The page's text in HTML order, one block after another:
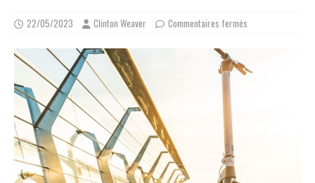
22/05/2023 Clinton Weaver Commentaires fermés